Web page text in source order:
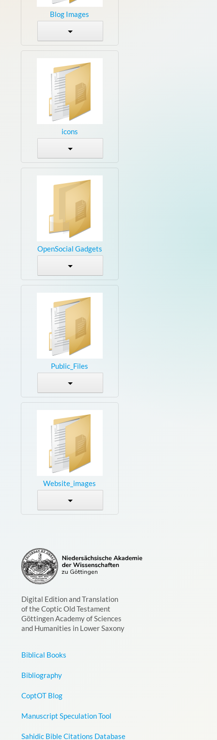
Blog Images
icons
OpenSocial Gadgets
Public_Files
Website_images
Digital Edition and Translation
of the Coptic Old Testament
Göttingen Academy of Sciences
and Humanities in Lower Saxony
Biblical Books
Bibliography
CoptOT Blog
Manuscript Speculation Tool
Sahidic Bible Citations Database